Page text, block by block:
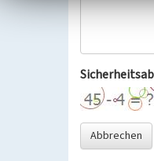
Abbrechen